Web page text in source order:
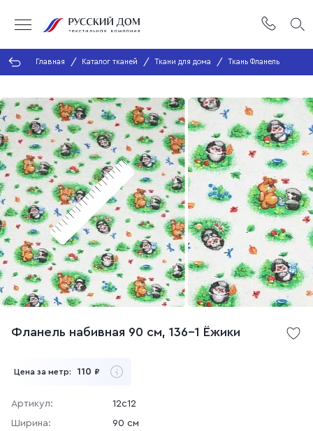
Главная Каталог тканей Ткани для дома Ткань Фланель
Фланель набивная 90 см, 136-1 Ёжики
Цена за метр: 110 ₽
Артикул:
12с12
Ширина:
90 см